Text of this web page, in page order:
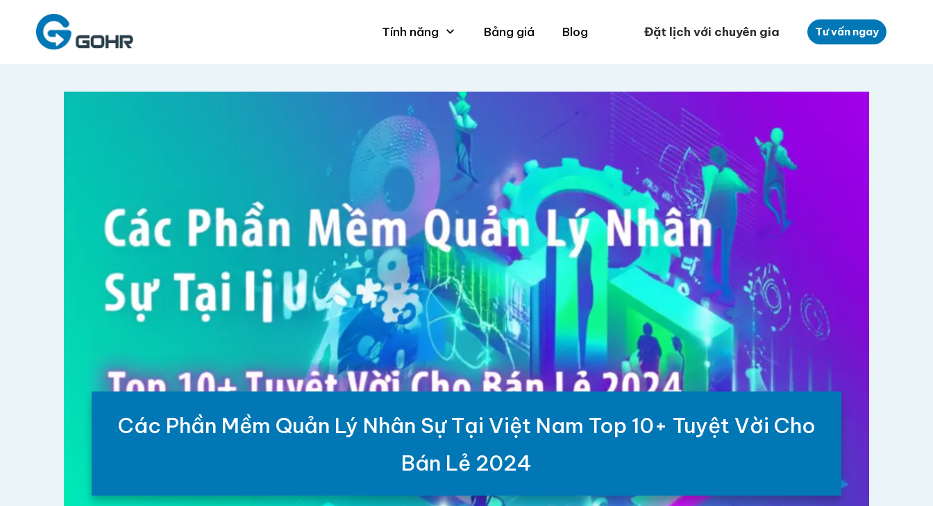
Tính năng Bảng giá Blog Đặt lịch với chuyên gia Tư vấn ngay
Các Phần Mềm Quản Lý Nhân Sự Tại Việt Nam Top 10+ Tuyệt Vời Cho
Bán Lẻ 2024